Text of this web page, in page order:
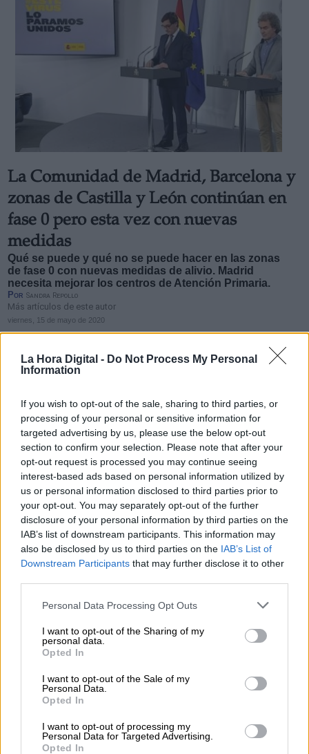
La Hora Digital - Do Not Process My Personal
Information
If you wish to opt-out of the sale, sharing to third parties, or
processing of your personal or sensitive information for
targeted advertising by us, please use the below opt-out
section to confirm your selection. Please note that after your
opt-out request is processed you may continue seeing
interest-based ads based on personal information utilized by
us or personal information disclosed to third parties prior to
your opt-out. You may separately opt-out of the further
disclosure of your personal information by third parties on the
IAB’s list of downstream participants. This information may
also be disclosed by us to third parties on the IAB’s List of
Downstream Participants that may further disclose it to other
Personal Data Processing Opt Outs
I want to opt-out of the Sharing of my
personal data.
Opted In
I want to opt-out of the Sale of my
Personal Data.
Opted In
I want to opt-out of processing my
Personal Data for Targeted Advertising.
Opted In
La Comunidad de Madrid, Barcelona y
zonas de Castilla y León continúan en
fase 0 pero esta vez con nuevas
medidas
Qué se puede y qué no se puede hacer en las zonas
de fase 0 con nuevas medidas de alivio. Madrid
necesita mejorar los centros de Atención Primaria.
Por Sandra Repollo
Más artículos de este autor
viernes, 15 de mayo de 2020
Qué se puede hacer y qué no en la
“nueva fase 0”
Más artículos de este autor